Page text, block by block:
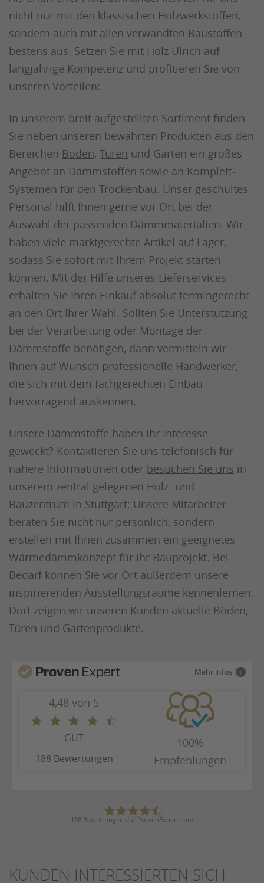
nicht nur mit den klassischen Holzwerkstoffen,
sondern auch mit allen verwandten Baustoffen
bestens aus. Setzen Sie mit Holz Ulrich auf
langjährige Kompetenz und profitieren Sie von
unseren Vorteilen:
In unserem breit aufgestellten Sortiment finden
Sie neben unseren bewährten Produkten aus den
Bereichen Böden, Türen und Garten ein großes
Angebot an Dämmstoffen sowie an Komplett-
Systemen für den Trockenbau. Unser geschultes
Personal hilft Ihnen gerne vor Ort bei der
Auswahl der passenden Dämmmaterialien. Wir
haben viele marktgerechte Artikel auf Lager,
sodass Sie sofort mit Ihrem Projekt starten
können. Mit der Hilfe unseres Lieferservices
erhalten Sie Ihren Einkauf absolut termingerecht
an den Ort Ihrer Wahl. Sollten Sie Unterstützung
bei der Verarbeitung oder Montage der
Dämmstoffe benötigen, dann vermitteln wir
Ihnen auf Wunsch professionelle Handwerker,
die sich mit dem fachgerechten Einbau
hervorragend auskennen.
Unsere Dämmstoffe haben Ihr Interesse
geweckt? Kontaktieren Sie uns telefonisch für
nähere Informationen oder besuchen Sie uns in
unserem zentral gelegenen Holz- und
Bauzentrum in Stuttgart: Unsere Mitarbeiter
beraten Sie nicht nur persönlich, sondern
erstellen mit Ihnen zusammen ein geeignetes
Wärmedämmkonzept für Ihr Bauprojekt. Bei
Bedarf können Sie vor Ort außerdem unsere
inspirierenden Ausstellungsräume kennenlernen.
Dort zeigen wir unseren Kunden aktuelle Böden,
Türen und Gartenprodukte.
Mehr Infos
4,48 von 5
GUT
188 Bewertungen
100%
Empfehlungen
188 Bewertungen auf ProvenExpert.com
KUNDEN INTERESSIERTEN SICH